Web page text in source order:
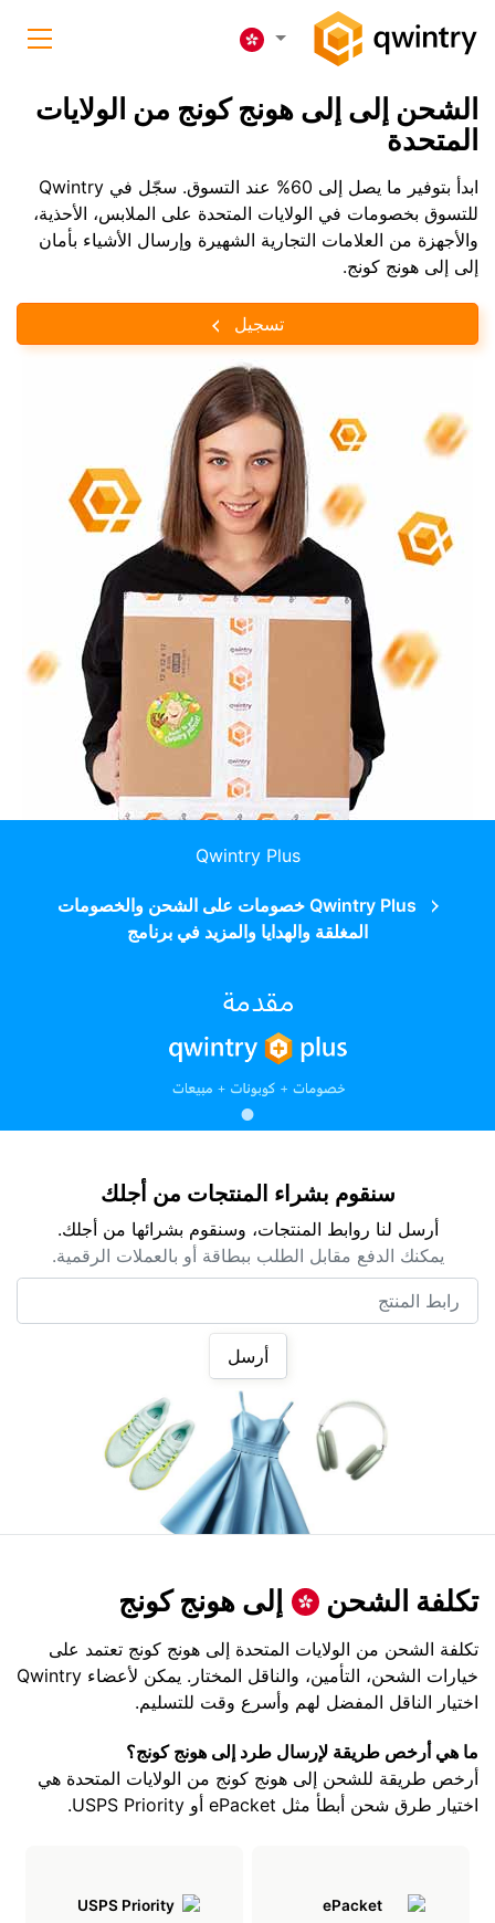
الشحن إلى إلى هونج كونج من الولايات
المتحدة
ابدأ بتوفير ما يصل إلى 60% عند التسوق. سجّل في Qwintry
للتسوق بخصومات في الولايات المتحدة على الملابس، الأحذية،
والأجهزة من العلامات التجارية الشهيرة وإرسال الأشياء بأمان
إلى إلى هونج كونج.
تسجيل
Qwintry Plus
Qwintry Plus خصومات على الشحن والخصومات
المغلقة والهدايا والمزيد في برنامج
سنقوم بشراء المنتجات من أجلك
أرسل لنا روابط المنتجات، وسنقوم بشرائها من أجلك.
يمكنك الدفع مقابل الطلب ببطاقة أو بالعملات الرقمية.
أرسل
تكلفة الشحن إلى هونج كونج
تكلفة الشحن من الولايات المتحدة إلى هونج كونج تعتمد على
خيارات الشحن، التأمين، والناقل المختار. يمكن لأعضاء Qwintry
اختيار الناقل المفضل لهم وأسرع وقت للتسليم.
ما هي أرخص طريقة لإرسال طرد إلى هونج كونج؟
أرخص طريقة للشحن إلى هونج كونج من الولايات المتحدة هي
اختيار طرق شحن أبطأ مثل ePacket أو USPS Priority.